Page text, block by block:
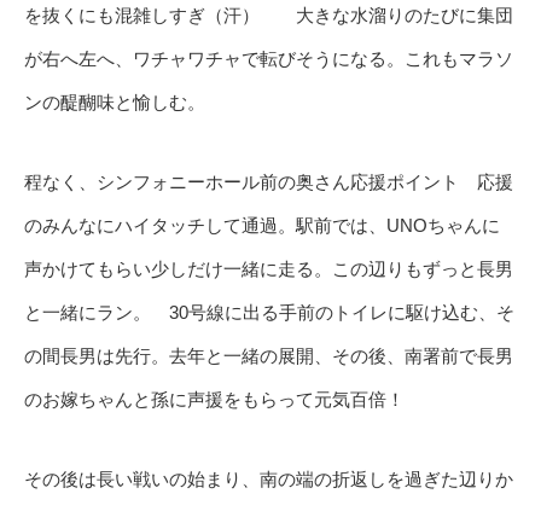
を抜くにも混雑しすぎ（汗） 大きな水溜りのたびに集団
が右へ左へ、ワチャワチャで転びそうになる。これもマラソ
ンの醍醐味と愉しむ。
程なく、シンフォニーホール前の奥さん応援ポイント 応援
のみんなにハイタッチして通過。駅前では、UNOちゃんに
声かけてもらい少しだけ一緒に走る。この辺りもずっと長男
と一緒にラン。 30号線に出る手前のトイレに駆け込む、そ
の間長男は先行。去年と一緒の展開、その後、南署前で長男
のお嫁ちゃんと孫に声援をもらって元気百倍！
その後は長い戦いの始まり、南の端の折返しを過ぎた辺りか